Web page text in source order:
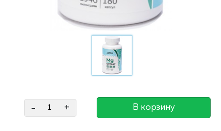
- + В корзину